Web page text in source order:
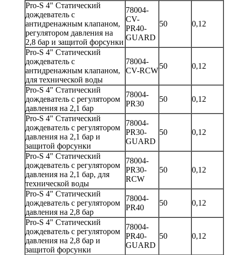
Pro-S 4" Статический
дождеватель с
антидренажным клапаном,
регулятором давления на
2,8 бар и защитой форсунки
78004-
CV-
PR40-
GUARD
50 0,12
Pro-S 4" Статический
дождеватель с
антидренажным клапаном,
для технической воды
78004-
CV-RCW
50 0,12
Pro-S 4" Статический
дождеватель с регулятором
давления на 2,1 бар
78004-
PR30
50 0,12
Pro-S 4" Статический
дождеватель с регулятором
давления на 2,1 бар и
защитой форсунки
78004-
PR30-
GUARD
50 0,12
Pro-S 4" Статический
дождеватель с регулятором
давления на 2,1 бар, для
технической воды
78004-
PR30-
RCW
50 0,12
Pro-S 4" Статический
дождеватель с регулятором
давления на 2,8 бар
78004-
PR40
50 0,12
Pro-S 4" Статический
дождеватель с регулятором
давления на 2,8 бар и
защитой форсунки
78004-
PR40-
GUARD
50 0,12